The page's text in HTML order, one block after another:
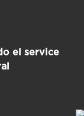
el service